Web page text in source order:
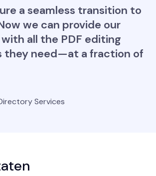
a seamless transition to
we can provide our
all the PDF editing
they need—at a fraction of
Services